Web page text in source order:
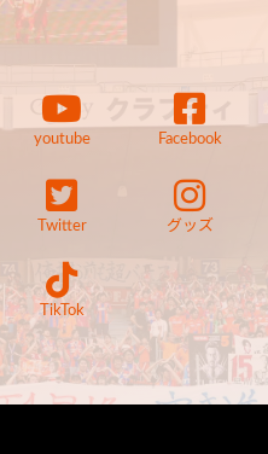
youtube Facebook
Twitter グッズ
TikTok